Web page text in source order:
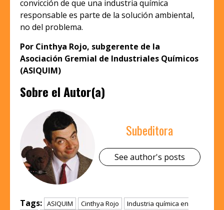
convicción de que una industria química
responsable es parte de la solución ambiental,
no del problema.
Por Cinthya Rojo, subgerente de la
Asociación Gremial de Industriales Químicos
(ASIQUIM)
Sobre el Autor(a)
Subeditora
See author's posts
Tags: ASIQUIM Cinthya Rojo
Industria química en